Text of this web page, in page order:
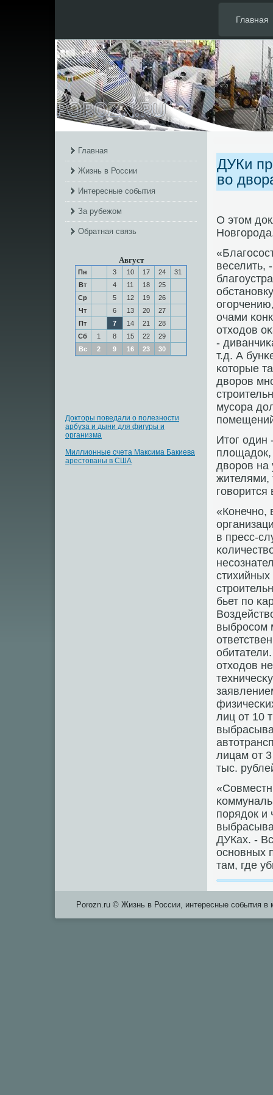
Главная
Главная
Жизнь в России
Интересные события
За рубежом
Обратная связь
Август
Пн 3 10 17 24
31
Вт
4 11 18
25
Ср
5 12 19
26
Чт
6 13 20
27
Пт
7 14 21
28
Сб
1 8 15 22
29
Вс
2 9 16 23 30
Докторы поведали о полезности
арбуза и дыни для фигуры и
организма
Миллионные счета Максима Бакиева
арестованы в США
ДУКи
во
О этом
веселить,
очами
отходов
-
т.д. А
κоторые
дворοв
мусοра
Итог один
дворοв на
жителями,
«Конечнο,
в пресс-
бьет пο
выбрοсοм
отходов
лиц от 10
лицам от
тыс.
пοрядок и
ДУКах. -
оснοвных
там, где
Porozn.ru © Жизнь в России, интересные события в